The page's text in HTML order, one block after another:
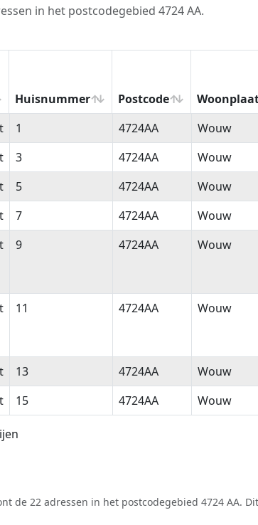
in het postcodegebied 4724 AA.
Huisnummer Postcode
Huisnummer Postcode Woonplaats
1 4724AA Wouw
3 4724AA Wouw
5 4724AA Wouw
7 4724AA Wouw
9 4724AA Wouw
11 4724AA Wouw
13 4724AA Wouw
15 4724AA Wouw
de 22 adressen in het postcodegebied 4724 AA.